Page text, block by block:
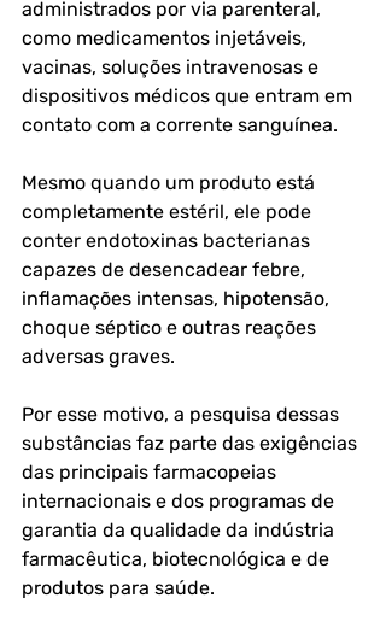
administrados por via parenteral,
como medicamentos injetáveis,
vacinas, soluções intravenosas e
dispositivos médicos que entram em
contato com a corrente sanguínea.
Mesmo quando um produto está
completamente estéril, ele pode
conter endotoxinas bacterianas
capazes de desencadear febre,
inflamações intensas, hipotensão,
choque séptico e outras reações
adversas graves.
Por esse motivo, a pesquisa dessas
substâncias faz parte das exigências
das principais farmacopeias
internacionais e dos programas de
garantia da qualidade da indústria
farmacêutica, biotecnológica e de
produtos para saúde.